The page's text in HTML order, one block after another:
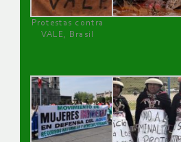
Protestas contra
VALE, Brasil